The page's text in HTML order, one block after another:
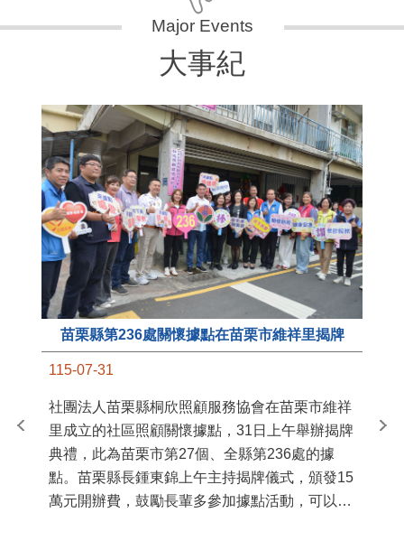
大事紀
苗栗縣第236處關懷據點在苗栗市維祥里揭牌
115-07-31
社團法人苗栗縣桐欣照顧服務協會在苗栗市維祥
里成立的社區照顧關懷據點，31日上午舉辦揭牌
典禮，此為苗栗市第27個、全縣第236處的據
點。苗栗縣長鍾東錦上午主持揭牌儀式，頒發15
萬元開辦費，鼓勵長輩多參加據點活動，可以更
苗